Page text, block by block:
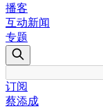
播客
互动新闻
专题
订阅
蔡添成